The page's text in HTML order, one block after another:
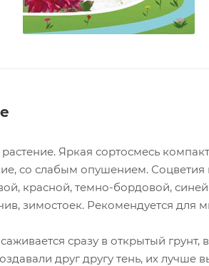
Яркая сортосмесь
со слабым опушением.
красной, темно-бордовой,
зимостоек. Рекомендуется для
сразу в открытый
друг другу тень, их лучше